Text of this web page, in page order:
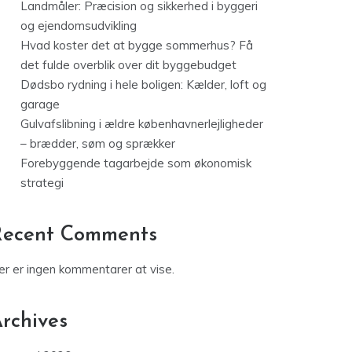
Landmåler: Præcision og sikkerhed i byggeri
og ejendomsudvikling
Hvad koster det at bygge sommerhus? Få
det fulde overblik over dit byggebudget
Dødsbo rydning i hele boligen: Kælder, loft og
garage
Gulvafslibning i ældre københavnerlejligheder
– brædder, søm og sprækker
Forebyggende tagarbejde som økonomisk
strategi
Comments
er ingen kommentarer at vise.